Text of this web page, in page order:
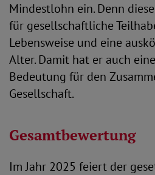
Mindestlohn ein. Denn
für gesellschaftliche
Lebensweise und eine
Alter. Damit hat er auch
Bedeutung für den
Gesellschaft.
Gesamtbewertung
Im Jahr 2025 feiert der